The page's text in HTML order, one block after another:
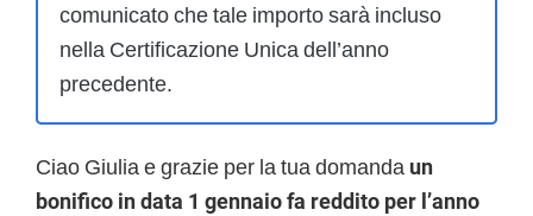
comunicato che tale importo sarà incluso
nella Certificazione Unica dell’anno
precedente.
Ciao Giulia e grazie per la tua domanda un
bonifico in data 1 gennaio fa reddito per l’anno